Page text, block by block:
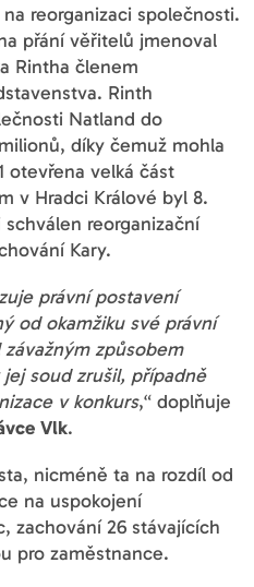
reorganizaci společnosti.
přání věřitelů jmenoval
Rintha členem
Rinth
Natland do
díky čemuž mohla
otevřena velká část
v Hradci Králové byl 8.
reorganizační
Kary.
právní postavení
od okamžiku své právní
způsobem
soud zrušil, případně
v konkurs,“ doplňuje
Vlk.
nicméně ta na rozdíl od
na uspokojení
zachování 26 stávajících
pro zaměstnance.